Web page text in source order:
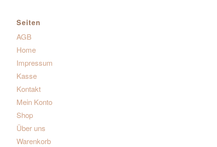
Seiten
AGB
Home
Impressum
Kasse
Kontakt
Mein Konto
Shop
Über uns
Warenkorb